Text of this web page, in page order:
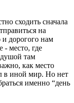
сходить сначала
на
и дорогого нам
- место, где
душой там
как место
в иной мир. Но нет
именно “день